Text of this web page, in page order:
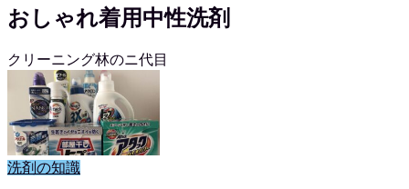
おしゃれ着用中性洗剤
クリーニング林のニ代目
洗剤の知識